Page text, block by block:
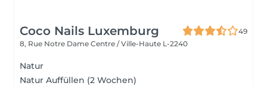
Coco Nails Luxemburg
49
8, Rue Notre Dame Centre / Ville-Haute L-2240
Natur
Natur Auffüllen (2 Wochen)